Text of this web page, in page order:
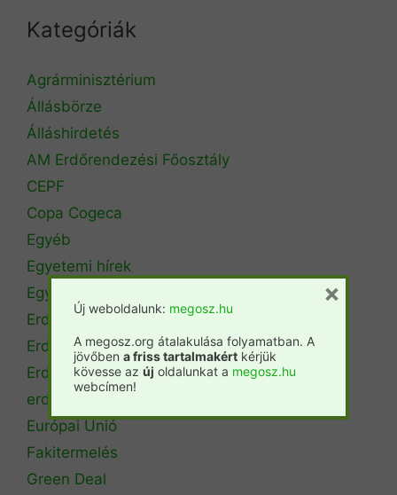
Kategóriák
Agrárminisztérium
Állásbörze
Álláshirdetés
AM Erdőrendezési Főosztály
CEPF
Copa Cogeca
Egyéb
Egyetemi hírek
Egyetemi szintű oktatás
Erdészeti szakszemélyzet
Erdőtérkép
Erdőtörvény
erdőtűz
Európai Unió
Fakitermelés
Green Deal
Új weboldalunk: megosz.hu
A megosz.org átalakulása folyamatban. A
jövőben a friss tartalmakért kérjük
kövesse az új oldalunkat a megosz.hu
webcímen!
×